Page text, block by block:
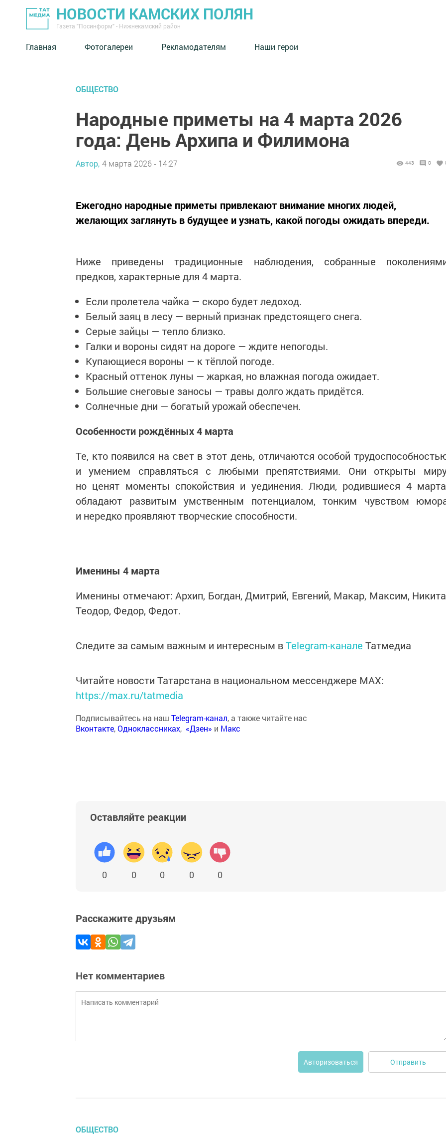
НОВОСТИ КАМСКИХ ПОЛЯН
Газета "Посинформ" - Нижнекамский район
Главная Фотогалереи Рекламодателям Наши герои
ОБЩЕСТВО
Народные приметы на 4 марта 2026
года: День Архипа и Филимона
Автор, 4 марта 2026 - 14:27 443 0
Ежегодно народные приметы привлекают внимание многих людей,
желающих заглянуть в будущее и узнать, какой погоды ожидать впереди.
Ниже приведены традиционные наблюдения, собранные
предков, характерные для 4 марта.
Если пролетела чайка — скоро будет ледоход.
Белый заяц в лесу — верный признак предстоящего снега.
Серые зайцы — тепло близко.
Галки и вороны сидят на дороге — ждите непогоды.
Купающиеся вороны — к тёплой погоде.
Красный оттенок луны — жаркая, но влажная погода ожидает.
Большие снеговые заносы — травы долго ждать придётся.
Солнечные дни — богатый урожай обеспечен.
Особенности рождённых 4 марта
Те, кто появился на свет в этот день, отличаются особой
и умением справляться с любыми препятствиями. Они открыты
но ценят моменты спокойствия и уединения. Люди, родившиеся 4
обладают развитым умственным потенциалом, тонким чувством
и нередко проявляют творческие способности.
Именины 4 марта
Именины отмечают: Архип, Богдан, Дмитрий, Евгений, Макар, Максим,
Теодор, Федор, Федот.
Следите за самым важным и интересным вTelegram-канале Татмедиа
Читайте новости Татарстана в национальном мессенджере MАХ:
https://max.ru/tatmedia
Подписывайтесь на наш Telegram-канал, а также читайте нас
Вконтакте,Одноклассниках, «Дзен» и Макс
Оставляйте реакции
0 0 0 0 0
Расскажите друзьям
Нет комментариев
Авторизоваться Отправить
ОБЩЕСТВО